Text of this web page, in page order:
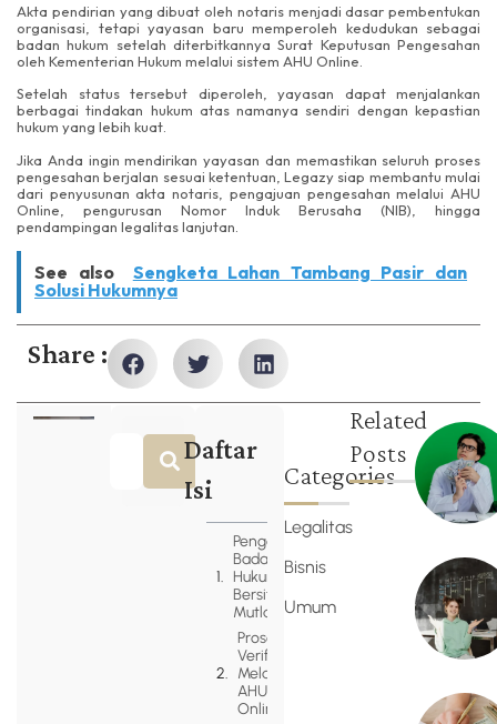
Akta pendirian yang dibuat oleh notaris menjadi dasar pembentukan
organisasi, tetapi yayasan baru memperoleh kedudukan sebagai
badan hukum setelah diterbitkannya Surat Keputusan Pengesahan
oleh Kementerian Hukum melalui sistem AHU Online.
Setelah status tersebut diperoleh, yayasan dapat menjalankan
berbagai tindakan hukum atas namanya sendiri dengan kepastian
hukum yang lebih kuat.
Jika Anda ingin mendirikan yayasan dan memastikan seluruh proses
pengesahan berjalan sesuai ketentuan, Legazy siap membantu mulai
dari penyusunan akta notaris, pengajuan pengesahan melalui AHU
Online, pengurusan Nomor Induk Berusaha (NIB), hingga
pendampingan legalitas lanjutan.
See also
Sengketa Lahan Tambang Pasir dan
Solusi Hukumnya
Share :
Daftar
Isi
Pengesahan
Badan
Hukum
Bersifat
Mutlak
Proses
Verifikasi
Melalui
AHU
Online
Categories
Legalitas
Bisnis
Umum
Related
Posts